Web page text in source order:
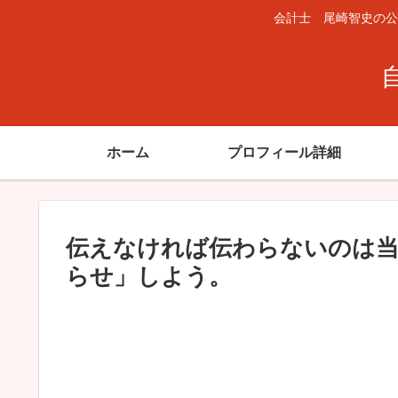
会計士 尾崎智史の公
ホーム プロフィール詳細
伝えなければ伝わらないのは
らせ」しよう。